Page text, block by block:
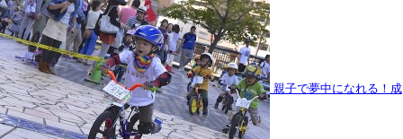
親子で夢中になれる！成